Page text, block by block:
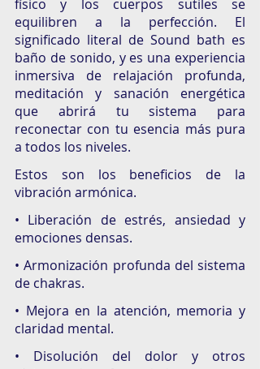
físico y los cuerpos sutiles se
equilibren a la perfección. El
significado literal de Sound bath es
baño de sonido, y es una experiencia
inmersiva de relajación profunda,
meditación y sanación energética
que abrirá tu sistema para
reconectar con tu esencia más pura
a todos los niveles.
Estos son los beneficios de la
vibración armónica.
• Liberación de estrés, ansiedad y
emociones densas.
• Armonización profunda del sistema
de chakras.
• Mejora en la atención, memoria y
claridad mental.
• Disolución del dolor y otros